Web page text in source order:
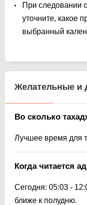
При следовании
уточните, какое
выбранный
Желательные и
Во сколько
Лучшее время для
Когда читается
Сегодня: 05:03 -
ближе к полудню.